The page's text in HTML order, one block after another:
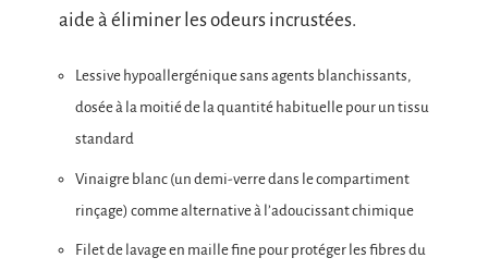
aide à éliminer les odeurs incrustées.
Lessive hypoallergénique sans agents blanchissants,
dosée à la moitié de la quantité habituelle pour un tissu
standard
Vinaigre blanc (un demi-verre dans le compartiment
rinçage) comme alternative à l’adoucissant chimique
Filet de lavage en maille fine pour protéger les fibres du